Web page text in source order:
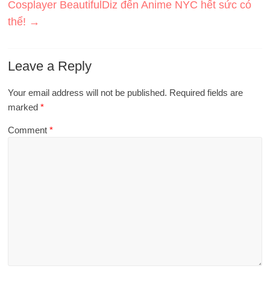
Cosplayer BeautifulDiz đến Anime NYC hết sức có
thể! →
Leave a Reply
Your email address will not be published. Required fields are
marked*
Comment*